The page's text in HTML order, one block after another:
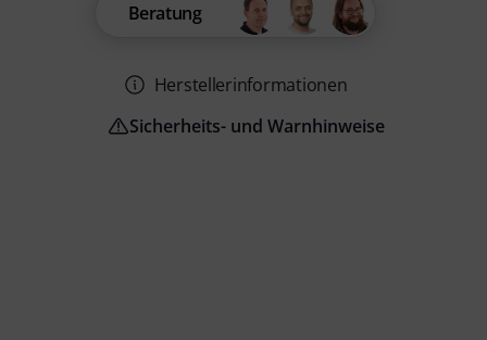
Beratung
Herstellerinformationen
Sicherheits- und Warnhinweise